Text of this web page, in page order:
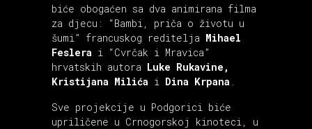
biće obogaćen sa dva animirana filma
za djecu: “Bambi, priča o životu u
šumi” francuskog reditelja Mihael
Feslera i “Cvrčak i Mravica”
hrvatskih autora Luke Rukavine,
Kristijana Milića i Dina Krpana .
Sve projekcije u Podgorici biće
upriličene u Crnogorskoj kinoteci, u